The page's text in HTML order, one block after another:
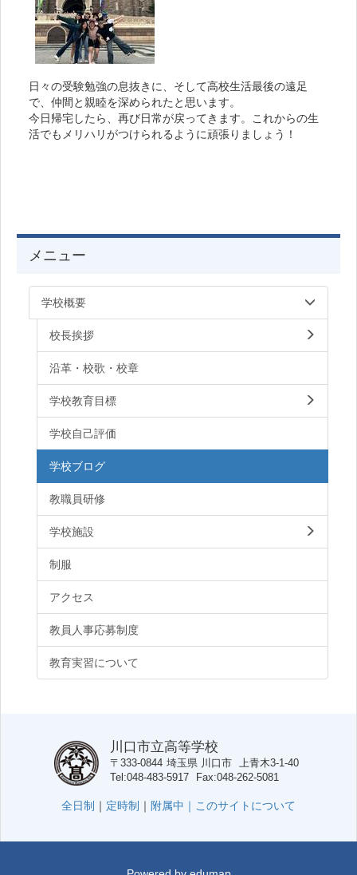
日々の受験勉強の息抜きに、そして高校生活最後の遠足
で、仲間と親睦を深められたと思います。
今日帰宅したら、再び日常が戻ってきます。これからの生
活でもメリハリがつけられるように頑張りましょう！
メニュー
学校概要
校長挨拶
沿革・校歌・校章
学校教育目標
学校自己評価
学校ブログ
教職員研修
学校施設
制服
アクセス
教員人事応募制度
教育実習について
川口市立高等学校
〒333-0844 埼玉県 川口市 上青木3-1-40
Tel 048-483-5917 Fax 048-262-5081
全日制 ｜ 定時制 ｜ 附属中｜ このサイトについて